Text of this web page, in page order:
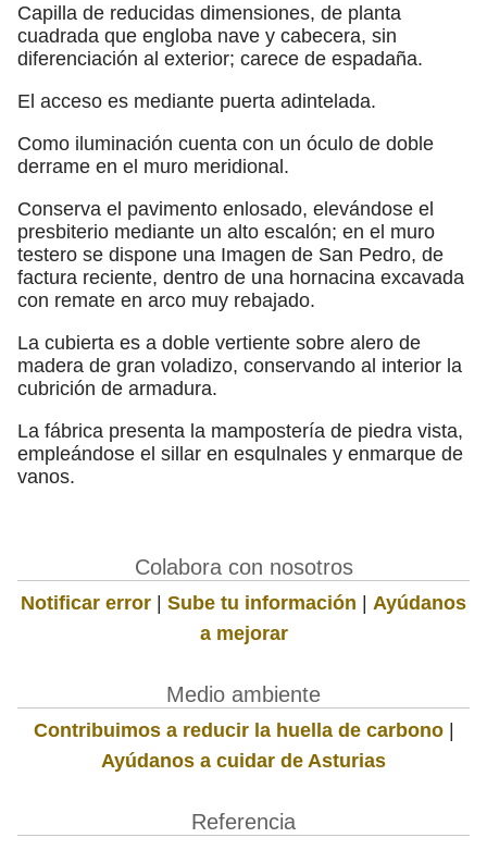
Capilla de reducidas dimensiones, de planta
cuadrada que engloba nave y cabecera, sin
diferenciación al exterior; carece de espadaña.
El acceso es mediante puerta adintelada.
Como iluminación cuenta con un óculo de doble
derrame en el muro meridional.
Conserva el pavimento enlosado, elevándose el
presbiterio mediante un alto escalón; en el muro
testero se dispone una Imagen de San Pedro, de
factura reciente, dentro de una hornacina excavada
con remate en arco muy rebajado.
La cubierta es a doble vertiente sobre alero de
madera de gran voladizo, conservando al interior la
cubrición de armadura.
La fábrica presenta la mampostería de piedra vista,
empleándose el sillar en esqulnales y enmarque de
vanos.
Colabora con nosotros
Notificar error | Sube tu información | Ayúdanos
a mejorar
Medio ambiente
Contribuimos a reducir la huella de carbono|
Ayúdanos a cuidar de Asturias
Referencia